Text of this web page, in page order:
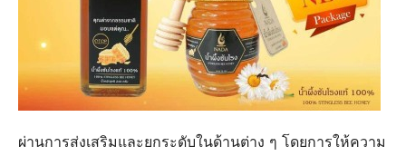
ผ่านการส่งเสริมและยกระดับในด้านต่าง ๆ โดยการให้ความ